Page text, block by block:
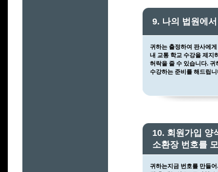
9. 나의 법원에
귀하는 출정하여 판사에
내 교통 학교 수강을 제지
허락을 줄 수 있습니다.
수강하는 준비를 해드립니
10. 회원가입 양
소환장 번호를
귀하는지금 번호를 만들